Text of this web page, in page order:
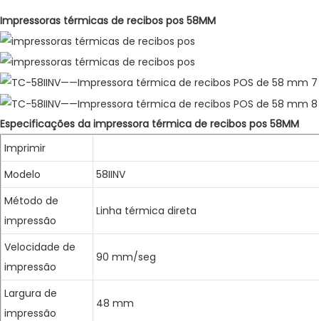
Impressoras térmicas de recibos pos 58MM
Especificações da impressora térmica de recibos pos 58MM
Imprimir
Modelo
58IINV
Método de
impressão
Linha térmica direta
Velocidade de
impressão
90 mm/seg
Largura de
impressão
48 mm